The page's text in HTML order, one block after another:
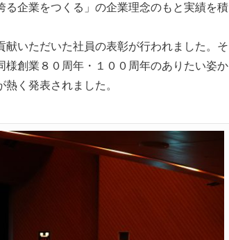
企業をつくる」の企業理念のもと実績を積
いただいた社員の表彰が行われました。そ
創業８０周年・１００周年のありたい姿か
く発表されました。